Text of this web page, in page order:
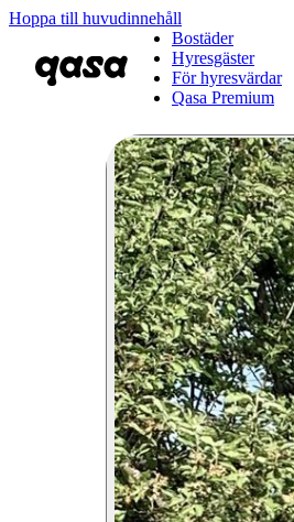
Hoppa till huvudinnehåll
Bostäder
Hyresgäster
För hyresvärdar
Qasa Premium